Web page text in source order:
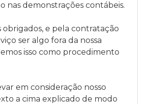
nas demonstrações contábeis.
obrigados, e pela contratação
ser algo fora da nossa
isso como procedimento
em consideração nosso
a cima explicado de modo